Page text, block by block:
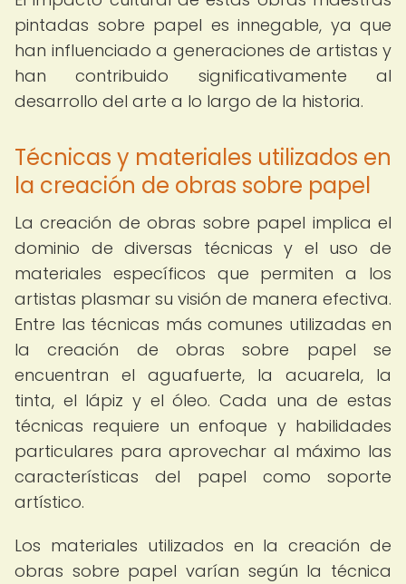
pintadas sobre papel es innegable, ya que
han influenciado a generaciones de artistas y
han contribuido significativamente al
desarrollo del arte a lo largo de la historia.
Técnicas y materiales utilizados en
la creación de obras sobre papel
La creación de obras sobre papel implica el
dominio de diversas técnicas y el uso de
materiales específicos que permiten a los
artistas plasmar su visión de manera efectiva.
Entre las técnicas más comunes utilizadas en
la creación de obras sobre papel se
encuentran el aguafuerte, la acuarela, la
tinta, el lápiz y el óleo. Cada una de estas
técnicas requiere un enfoque y habilidades
particulares para aprovechar al máximo las
características del papel como soporte
artístico.
Los materiales utilizados en la creación de
obras sobre papel varían según la técnica